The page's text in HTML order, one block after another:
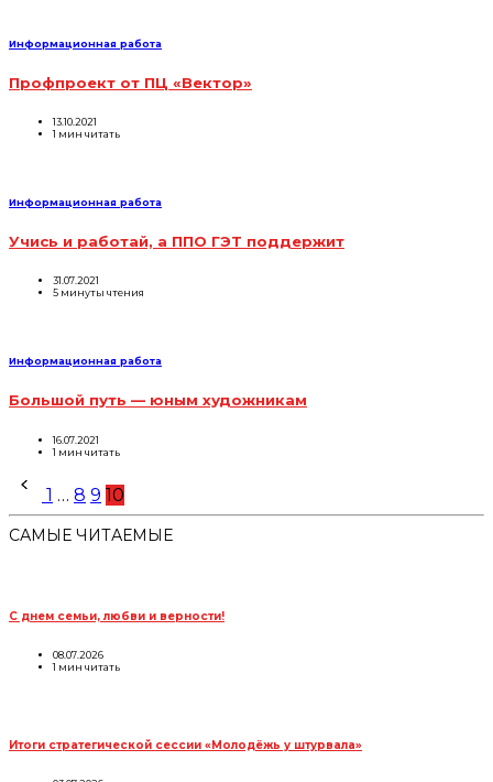
Информационная работа
Профпроект от ПЦ «Вектор»
13.10.2021
1 мин читать
Информационная работа
Учись и работай, а ППО ГЭТ поддержит
31.07.2021
5 минуты чтения
Информационная работа
Большой путь — юным художникам
16.07.2021
1 мин читать
Пагинация
записей
1 … 8 9 10
САМЫЕ ЧИТАЕМЫЕ
С днем семьи, любви и верности!
08.07.2026
1 мин читать
Итоги стратегической сессии «Молодёжь у штурвала»